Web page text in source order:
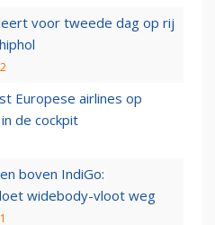
voor tweede dag op rij
Europese airlines op
de cockpit
boven IndiGo:
widebody-vloot weg